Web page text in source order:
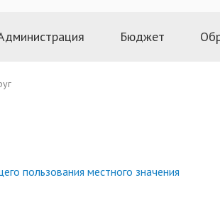
Администрации
Администрации
Бюджет
пользования местного значения